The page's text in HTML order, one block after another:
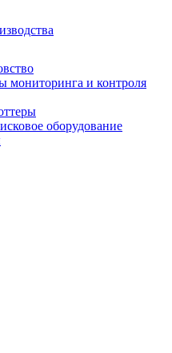
мониторинга и контроля
оборудование